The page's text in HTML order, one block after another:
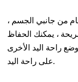
من جانبي الجسم ،
، يمكنك الحفاظ
راحة اليد الأخرى
على راحة اليد.